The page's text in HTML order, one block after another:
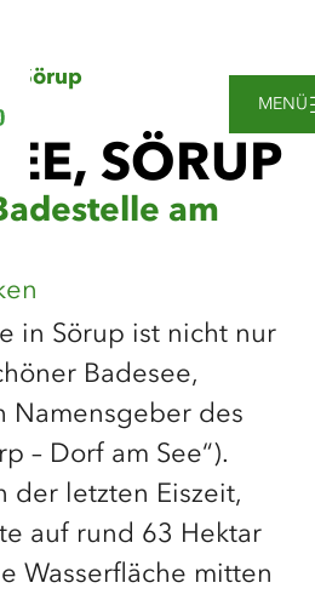
Hauptinhalt
Suche
Navigation
Footer
MENÜ
Sörup
SÖRUP
am
in Sörup ist nicht nur
Badesee,
Namensgeber des
– Dorf am See“).
der letzten Eiszeit,
auf rund 63 Hektar
Wasserfläche mitten